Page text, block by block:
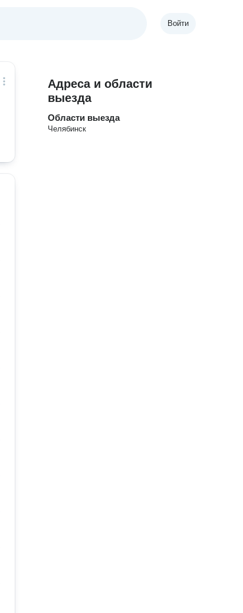
Войти
Адреса и области
выезда
Области выезда
Челябинск